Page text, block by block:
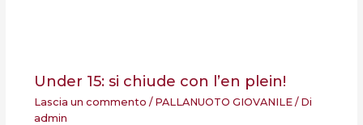
Under 15: si chiude con l’en plein!
Lascia un commento / PALLANUOTO GIOVANILE/ Di
admin